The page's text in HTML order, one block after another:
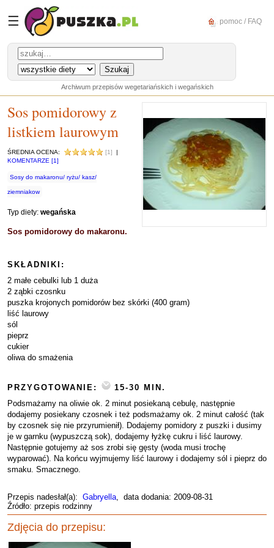
☰ pomoc / FAQ
Archiwum przepisów wegetariańskich i wegańskich
Sos pomidorowy z
listkiem laurowym
ŚREDNIA OCENA: [1]
|
KOMENTARZE [1]
Sosy do makaronu/ ryżu/ kasz/
ziemniakow
Typ diety: wegańska
Sos pomidorowy do makaronu.
SKŁADNIKI:
2 małe cebulki lub 1 duża
2 ząbki czosnku
puszka krojonych pomidorów bez skórki (400 gram)
liść laurowy
sól
pieprz
cukier
oliwa do smażenia
PRZYGOTOWANIE:
15-30 MIN.
Podsmażamy na oliwie ok. 2 minut posiekaną cebulę, następnie
dodajemy posiekany czosnek i też podsmażamy ok. 2 minut całość (tak
by czosnek się nie przyrumienił). Dodajemy pomidory z puszki i dusimy
je w garnku (wypuszczą sok), dodajemy łyżkę cukru i liść laurowy.
Następnie gotujemy aż sos zrobi się gęsty (woda musi trochę
wyparować). Na końcu wyjmujemy liść laurowy i dodajemy sól i pieprz do
smaku. Smacznego.
Przepis nadesłał(a): Gabryella, data dodania: 2009-08-31
Źródło: przepis rodzinny
Zdjęcia do przepisu: